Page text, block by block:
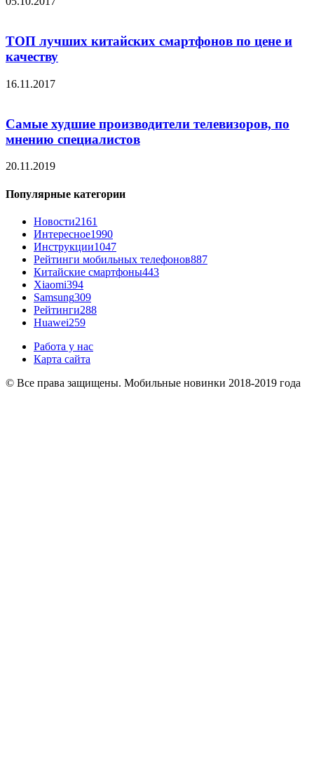
ТОП лучших китайских смартфонов по цене и
качеству
16.11.2017
Самые худшие производители телевизоров, по
мнению специалистов
20.11.2019
Популярные категории
Новости2161
Интересное1990
Инструкции1047
Рейтинги мобильных телефонов887
Китайские смартфоны443
Xiaomi394
Samsung309
Рейтинги288
Huawei259
Работа у нас
Карта сайта
© Все права защищены. Мобильные новинки 2018-2019 года